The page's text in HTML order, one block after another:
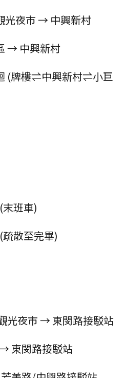
光夜市 → 中興新村
→ 中興新村
(牌樓⇌中興新村⇌小巨
末班車)
疏散至完畢)
光夜市 → 東閔路接駁站
東閔路接駁站